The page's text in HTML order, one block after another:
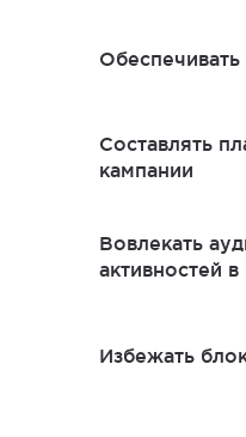
Составлять
кампании
Вовлекать
активностей в
Избежать